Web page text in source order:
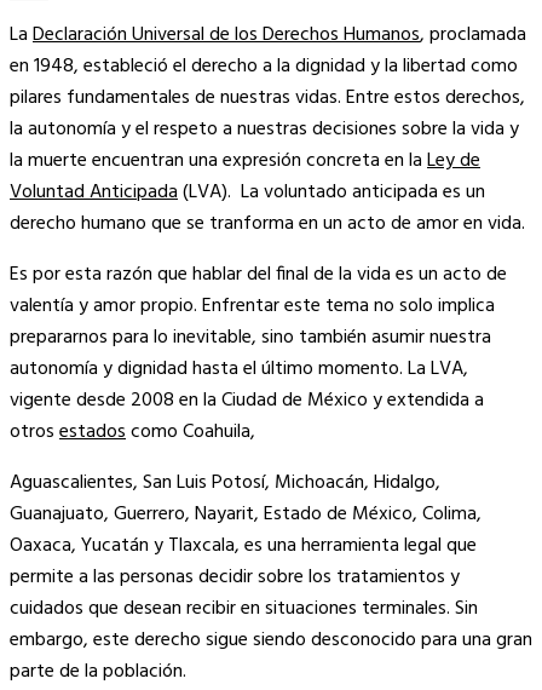
Copy
Link
LaDeclaración Universal de los Derechos Humanos, proclamada
en 1948, estableció el derecho a la dignidad y la libertad como
pilares fundamentales de nuestras vidas. Entre estos derechos,
la autonomía y el respeto a nuestras decisiones sobre la vida y
la muerte encuentran una expresión concreta en laLey de
Voluntad Anticipada(LVA). La voluntado anticipada es un
derecho humano que se tranforma en un acto de amor en vida.
Es por esta razón que hablar del final de la vida es un acto de
valentía y amor propio. Enfrentar este tema no solo implica
prepararnos para lo inevitable, sino también asumir nuestra
autonomía y dignidad hasta el último momento. La LVA,
vigente desde 2008 en la Ciudad de México y extendida a
otrosestadoscomo Coahuila,
Aguascalientes, San Luis Potosí, Michoacán, Hidalgo,
Guanajuato, Guerrero, Nayarit, Estado de México, Colima,
Oaxaca, Yucatán y Tlaxcala, es una herramienta legal que
permite a las personas decidir sobre los tratamientos y
cuidados que desean recibir en situaciones terminales. Sin
embargo, este derecho sigue siendo desconocido para una gran
parte de la población.